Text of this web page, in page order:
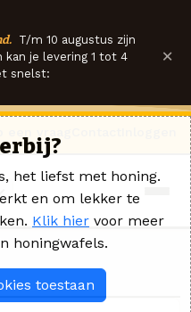
T/m 10 augustus zijn
kan je levering 1 tot 4
snelst:
×
het liefst met honing.
en om lekker te
Klik hier voor meer
honingwafels.
toestaan